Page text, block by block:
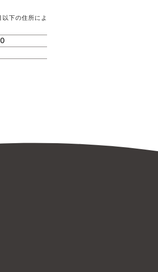
下の住所によ